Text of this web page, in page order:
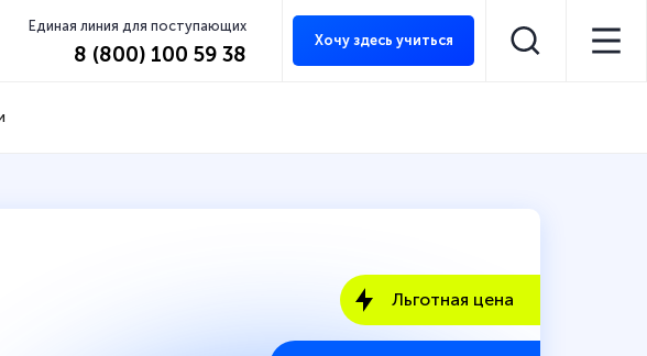
Единая линия для поступающих
8 (800) 100 59 38
Хочу здесь учиться
Льготная цена